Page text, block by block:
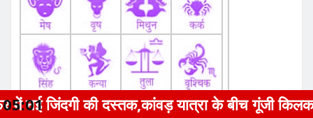
यात्रा के बीच गूंजी किलकारी
05:01